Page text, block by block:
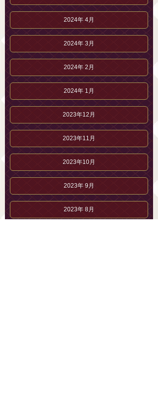
2024年 4月
2024年 3月
2024年 2月
2024年 1月
2023年12月
2023年11月
2023年10月
2023年 9月
2023年 8月